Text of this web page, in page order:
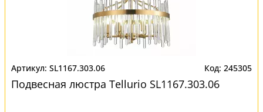
SL1167.303.06 245305
Подвесная люстра Tellurio SL1167.303.06